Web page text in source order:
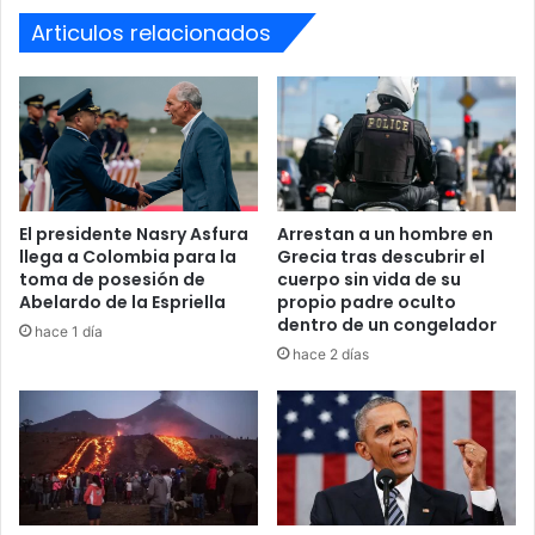
en señal de solidaridad.
Operativo de seguridad y arrestos
La Policía Metropolitana impuso rutas y horarios estrictos
para evitar cualquier punto de contacto físico entre los
grupos. A pesar de las medidas preventivas, las fuerzas
del orden confirmaron el arresto de al menos 11 personas
por diversas ofensas durante el transcurso de las
Colón
Articulos relacionados
El presidente Nasry Asfura
llega a Colombia para la
toma de posesión de
Abelardo de la Espriella
hace 1 día
Arrestan a un hombre en
Grecia tras descubrir el
cuerpo sin vida de su
propio padre oculto
dentro de un congelador
hace 2 días